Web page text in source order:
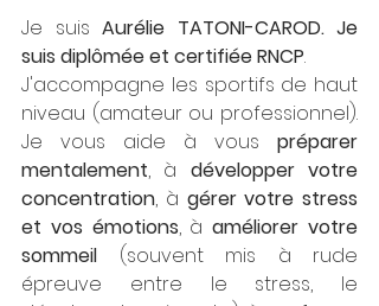
Je suis Aurélie TATONI-CAROD. Je
suis diplômée et certifiée RNCP.
J'accompagne les sportifs de haut
niveau (amateur ou professionnel).
Je vous aide à vous préparer
mentalement, à développer votre
concentration, à gérer votre stress
et vos émotions, à améliorer votre
sommeil (souvent mis à rude
épreuve entre le stress, le